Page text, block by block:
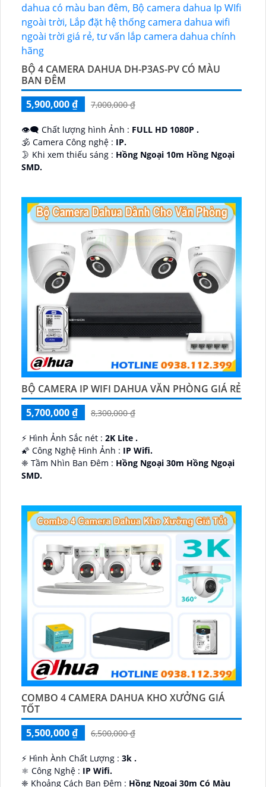
BỘ 4 CAMERA DAHUA DH-P3AS-PV CÓ MÀU
BAN ĐÊM
5,900,000 ₫
7,000,000 ₫
👁️‍🗨 Chất lượng hình Ảnh : FULL HD 1080P .
🕉️ Camera Công nghệ : IP.
🌛 Khi xem thiếu sáng : Hồng Ngoại 10m Hồng Ngoại
SMD.
BỘ CAMERA IP WIFI DAHUA VĂN PHÒNG GIÁ RẺ
5,700,000 ₫
8,300,000 ₫
️⚡ Hình Ảnh Sắc nét : 2K Lite .
🌠 Công Nghệ Hình Ảnh : IP Wifi.
❈ Tầm Nhìn Ban Đêm : Hồng Ngoại 30m Hồng Ngoại
SMD.
COMBO 4 CAMERA DAHUA KHO XƯỞNG GIÁ
TỐT
5,500,000 ₫
6,500,000 ₫
️⚡ Hình Ành Chất Lượng : 3k .
⚛️ Công Nghệ : IP Wifi.
❈ Khoảng Cách Ban Đêm : Hồng Ngoại 30m Có Màu